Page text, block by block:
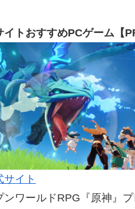
イトおすすめPCゲーム【
イト
ンワールドRPG『原神』